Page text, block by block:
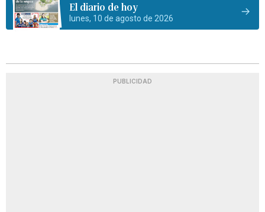
El diario de hoy
lunes, 10 de agosto de 2026
PUBLICIDAD